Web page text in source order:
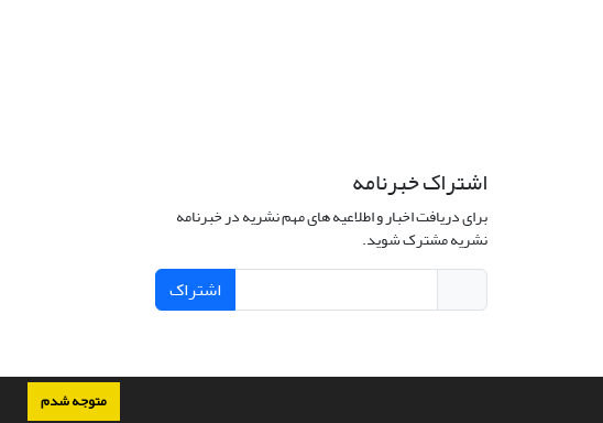
متوجه شدم
اشتراک خبرنامه
برای دریافت اخبار و اطلاعیه های مهم نشریه در خبرنامه
نشریه مشترک شوید.
اشتراک